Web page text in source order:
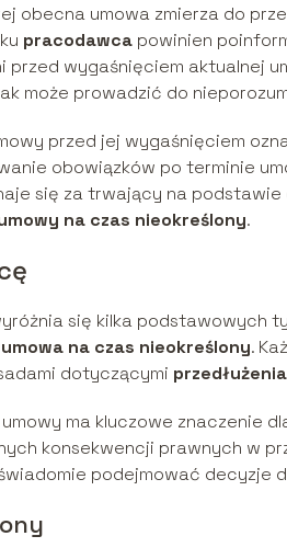
obecna umowa zmierza do
pracodawca powinien
przed wygaśnięciem aktualnej
może prowadzić do
przed jej wygaśnięciem
obowiązków po terminie
się za trwający na
na czas nieokreślony.
się kilka podstawowych
umowa na czas nieokreślony.
dotyczącymi
ma kluczowe znaczenie
konsekwencji prawnych w
podejmować decyzje